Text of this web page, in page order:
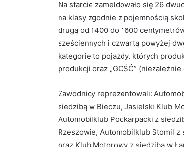
Na starcie zameldowało się 26
na klasy zgodnie z pojemnością
drugą od 1400 do 1600
sześciennych i czwartą powyżej
kategorie to pojazdy, których
produkcji oraz „GOŚĆ”
Zawodnicy reprezentowali:
siedzibą w Bieczu, Jasielski Klub
Automobilklub Podkarpacki z
Rzeszowie, Automobilklub Stomil
oraz Klub Motorowy z siedzibą w